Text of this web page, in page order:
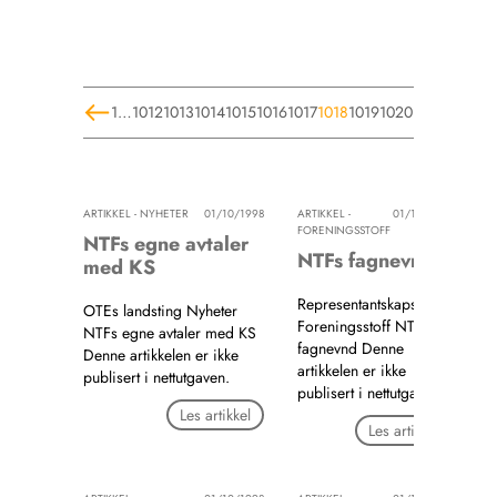
1…101210131014101510161017101810191020
ARTIKKEL - NYHETER 01/10/1998
NTFs egne avtaler
med KS
OTEs landsting Nyheter
NTFs egne avtaler med KS
Denne artikkelen er ikke
publisert i nettutgaven.
Les artikkel
ARTIKKEL -
FORENINGSSTOFF
01/10/1998
NTFs fagnevnd
Representantskapsmøtet
Foreningsstoff NTFs
fagnevnd Denne
artikkelen er ikke
publisert i nettutgaven.
Les artikkel